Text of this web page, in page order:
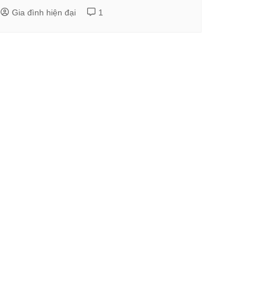
Gia đình hiện đại 1